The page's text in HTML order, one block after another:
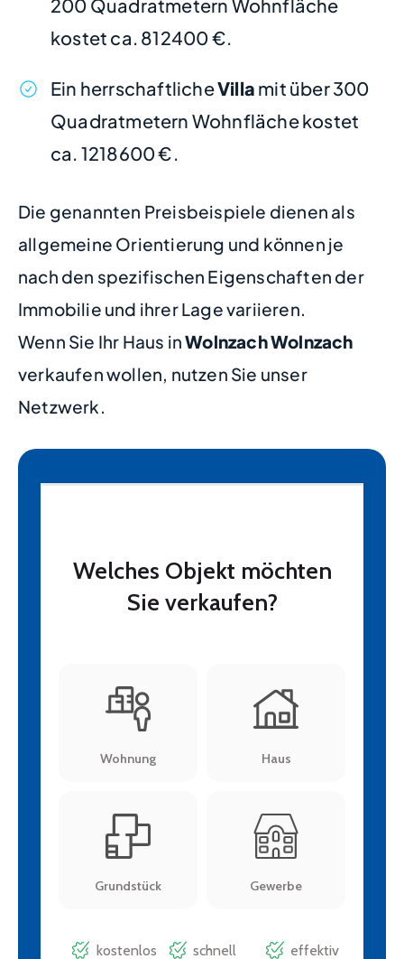
200 Quadratmetern Wohnfläche
kostet ca. 812400 €.
Ein herrschaftlicheVilla mit über 300
Quadratmetern Wohnfläche kostet
ca. 1218600 €.
Die genannten Preisbeispiele dienen als
allgemeine Orientierung und können je
nach den spezifischen Eigenschaften der
Immobilie und ihrer Lage variieren.
Wenn Sie Ihr Haus inWolnzach Wolnzach
verkaufen wollen, nutzen Sie unser
Netzwerk.